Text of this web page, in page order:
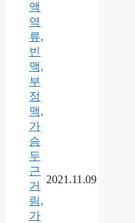
액
역
류,
빈
맥,
부
정
맥,
가
슴
두
근
거
림,
가
2021.11.09